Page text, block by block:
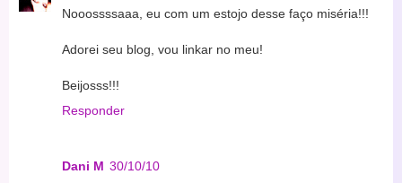
Nooossssaaa, eu com um estojo desse faço miséria!!!
Adorei seu blog, vou linkar no meu!
Beijosss!!!
Responder
Dani M 30/10/10